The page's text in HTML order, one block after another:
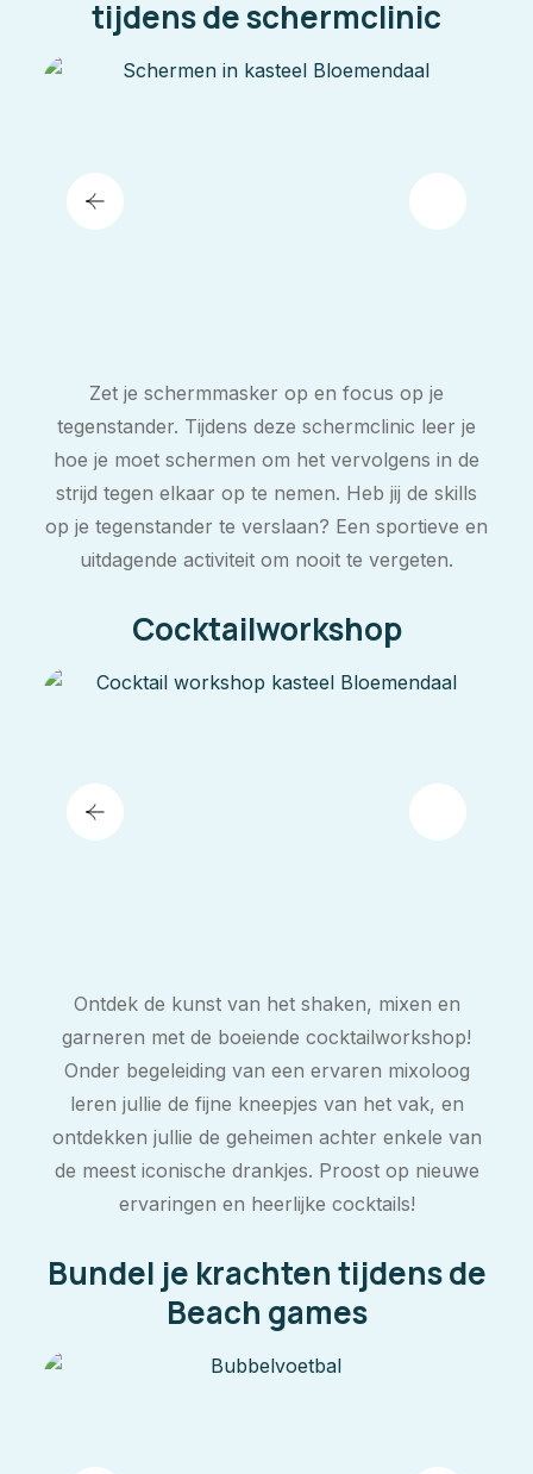
tijdens de schermclinic
Zet je schermmasker op en focus op je
tegenstander. Tijdens deze schermclinic leer je
hoe je moet schermen om het vervolgens in de
strijd tegen elkaar op te nemen. Heb jij de skills
op je tegenstander te verslaan? Een sportieve en
uitdagende activiteit om nooit te vergeten.
Cocktailworkshop
Ontdek de kunst van het shaken, mixen en
garneren met de boeiende cocktailworkshop!
Onder begeleiding van een ervaren mixoloog
leren jullie de fijne kneepjes van het vak, en
ontdekken jullie de geheimen achter enkele van
de meest iconische drankjes. Proost op nieuwe
ervaringen en heerlijke cocktails!
Bundel je krachten tijdens de
Beach games